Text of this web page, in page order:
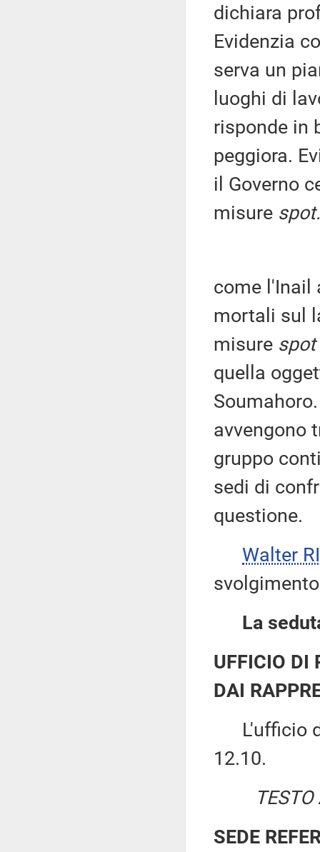
dichiara
Evidenzia
serva un
luoghi di
risponde in
peggiora.
il Governo
misure spot.
come l'Inail
mortali sul
misure spot
quella
avvengono
gruppo
sedi di
questione.
Walter
La
UFFICIO DI
DAI
L'ufficio
12.10.
SEDE